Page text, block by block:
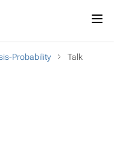
Probability Talk